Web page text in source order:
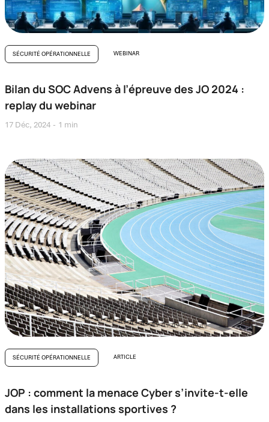
SÉCURITÉ OPÉRATIONNELLE WEBINAR
Bilan du SOC Advens à l’épreuve des JO 2024 :
replay du webinar
17 Déc, 2024 1 min
SÉCURITÉ OPÉRATIONNELLE ARTICLE
JOP : comment la menace Cyber s’invite-t-elle
dans les installations sportives ?